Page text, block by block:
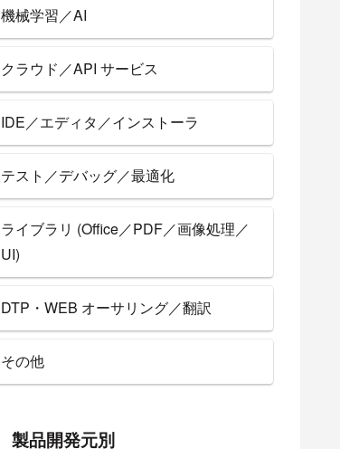
機械学習／AI
クラウド／API サービス
IDE／エディタ／インストーラ
テスト／デバッグ／最適化
ライブラリ (Office／PDF／画像処理／
UI)
DTP・WEB オーサリング／翻訳
その他
製品開発元別